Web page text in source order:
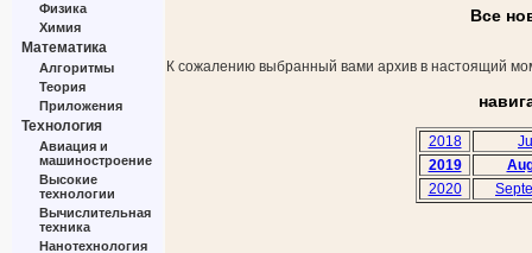
Физика
Химия
Математика
Алгоритмы
Теория
Приложения
Технология
Авиация и
машиностроение
Высокие
технологии
Вычислительная
техника
Нанотехнология
Все
К сожалению выбранный вами архив в настоящий
2018
2019
2020